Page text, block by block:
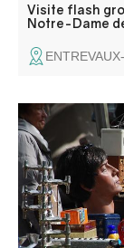
Visite flash
Notre-Dame
Foire aux
trouver de
auprès de